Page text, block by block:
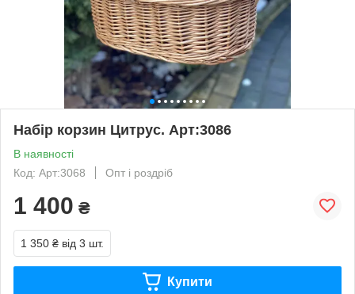
Набір корзин Цитрус. Арт:3086
В наявності
Код: Арт:3068
Опт і роздріб
1 400 ₴
1 350 ₴ від 3 шт.
Купити